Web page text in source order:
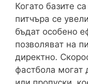
Когато базите
питчъра се
бъдат особено
позволяват на
директно.
фастбола могат